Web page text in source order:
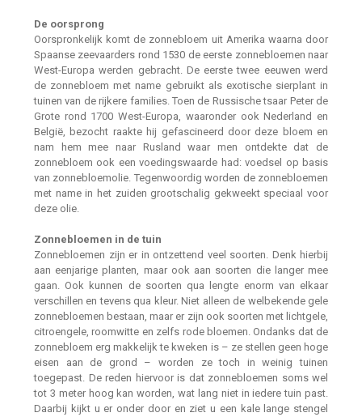
De oorsprong
Oorspronkelijk komt de zonnebloem uit Amerika waarna door
Spaanse zeevaarders rond 1530 de eerste zonnebloemen naar
West-Europa werden gebracht. De eerste twee eeuwen werd
de zonnebloem met name gebruikt als exotische sierplant in
tuinen van de rijkere families. Toen de Russische tsaar Peter de
Grote rond 1700 West-Europa, waaronder ook Nederland en
België, bezocht raakte hij gefascineerd door deze bloem en
nam hem mee naar Rusland waar men ontdekte dat de
zonnebloem ook een voedingswaarde had: voedsel op basis
van zonnebloemolie. Tegenwoordig worden de zonnebloemen
met name in het zuiden grootschalig gekweekt speciaal voor
deze olie.
Zonnebloemen in de tuin
Zonnebloemen zijn er in ontzettend veel soorten. Denk hierbij
aan eenjarige planten, maar ook aan soorten die langer mee
gaan. Ook kunnen de soorten qua lengte enorm van elkaar
verschillen en tevens qua kleur. Niet alleen de welbekende gele
zonnebloemen bestaan, maar er zijn ook soorten met lichtgele,
citroengele, roomwitte en zelfs rode bloemen. Ondanks dat de
zonnebloem erg makkelijk te kweken is – ze stellen geen hoge
eisen aan de grond – worden ze toch in weinig tuinen
toegepast. De reden hiervoor is dat zonnebloemen soms wel
tot 3 meter hoog kan worden, wat lang niet in iedere tuin past.
Daarbij kijkt u er onder door en ziet u een kale lange stengel